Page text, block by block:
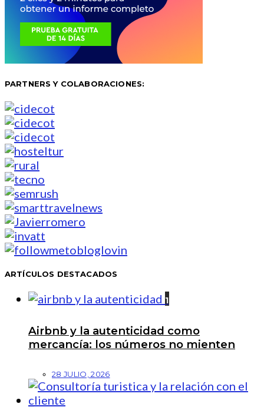
PARTNERS Y COLABORACIONES:
ARTÍCULOS DESTACADOS
1
Airbnb y la autenticidad como
mercancía: los números no mienten
28 JULIO, 2026